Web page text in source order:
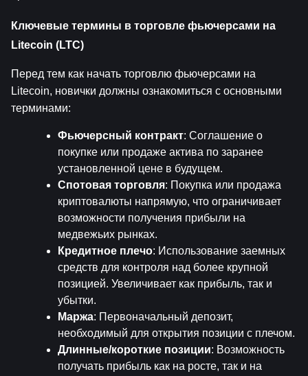
Ключевые термины в торговле фьючерсами на
Litecoin (LTC)
Перед тем как начать торговлю фьючерсами на
Litecoin, новички должны ознакомиться с основными
терминами:
Фьючерсный контракт: Соглашение о
покупке или продаже актива по заранее
установленной цене в будущем.
Спотовая торговля: Покупка или продажа
криптовалюты напрямую, что ограничивает
возможности получения прибыли на
медвежьих рынках.
Кредитное плечо: Использование заемных
средств для контроля над более крупной
позицией. Увеличивает как прибыль, так и
убытки.
Маржа: Первоначальный депозит,
необходимый для открытия позиции с плечом.
Длинные/короткие позиции: Возможность
получать прибыль как на росте, так и на